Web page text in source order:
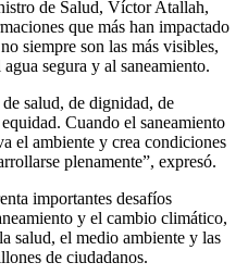
de Salud, Víctor Atallah,
que más han impactado
siempre son las más visibles,
segura y al saneamiento.
salud, de dignidad, de
Cuando el saneamiento
el ambiente y crea condiciones
plenamente”, expresó.
importantes desafíos
y el cambio climático,
salud, el medio ambiente y las
de ciudadanos.